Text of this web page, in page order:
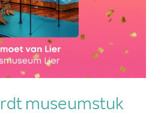
museumstuk